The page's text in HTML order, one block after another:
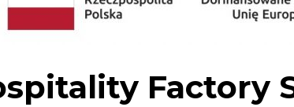
Factory